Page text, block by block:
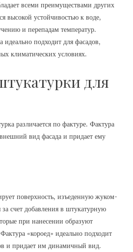
всеми преимуществами других
высокой устойчивостью к воде,
и перепадам температур.
идеально подходит для фасадов,
климатических условиях.
для
различается по фактуре. Фактура
вид фасада и придает ему
поверхность, изъеденную жуком-
за счет добавления в штукатурную
при нанесении образуют
«короед» идеально подходит
и придает им динамичный вид.